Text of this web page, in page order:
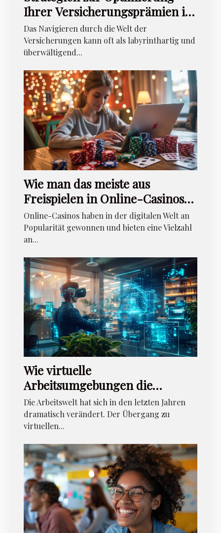
Ihrer Versicherungsprämien im
Laufe des Lebens
Das Navigieren durch die Welt der
Versicherungen kann oft als labyrinthartig und
überwältigend...
Wie man das meiste aus
Freispielen in Online-Casinos
herausholt
Online-Casinos haben in der digitalen Welt an
Popularität gewonnen und bieten eine Vielzahl
an...
Wie virtuelle
Arbeitsumgebungen die
Führungskompetenzen
beeinflussen
Die Arbeitswelt hat sich in den letzten Jahren
dramatisch verändert. Der Übergang zu
virtuellen...